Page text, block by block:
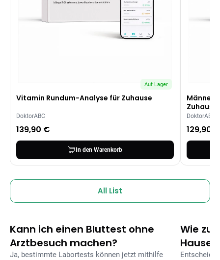
Auf Lager
Vitamin Rundum-Analyse für Zuhause
DoktorABC
139,90 €
In den Warenkorb
Zuhause
DoktorABC
129,90 €
All List
Kann ich einen Bluttest ohne
Arztbesuch machen?
Ja, bestimmte Labortests können jetzt mithilfe
Wie
Hause?